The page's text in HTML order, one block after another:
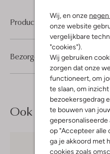
Wij, en onze
onze website
vergelijkbare
"cookies").
Wij gebruiken
zorgen dat onze
functioneert, om
te slaan, om
bezoekersgedrag
te bouwen van
op "Accepteer alle
ga je akkoord met
cookies zoals
Product informatie
Bezorgen & retourneren
Ook iets voor jou?